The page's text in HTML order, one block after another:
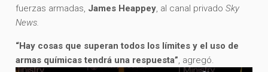
fuerzas armadas, James Heappey, al canal privadoSky
News.
“Hay cosas que superan todos los límites y el uso de
armas químicas tendrá una respuesta”, agregó.